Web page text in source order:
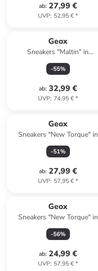
ab: 27,99 €
UVP: 52,95 €*
Geox
Sneakers "Maltin" in
Dunkelblau
-55%
ab: 32,99 €
UVP: 74,95 €*
Geox
Sneakers "New Torque" in
Dunkelblau/ Silber
-51%
ab: 27,99 €
UVP: 57,95 €*
Geox
Sneakers "New Torque" in
Bunt
-56%
ab: 24,99 €
UVP: 57,95 €*